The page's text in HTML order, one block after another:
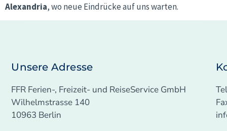
Alexandria, wo neue Eindrücke auf uns warten.
Unsere Adresse
FFR Ferien-, Freizeit- und ReiseService GmbH
Wilhelmstrasse 140
10963 Berlin